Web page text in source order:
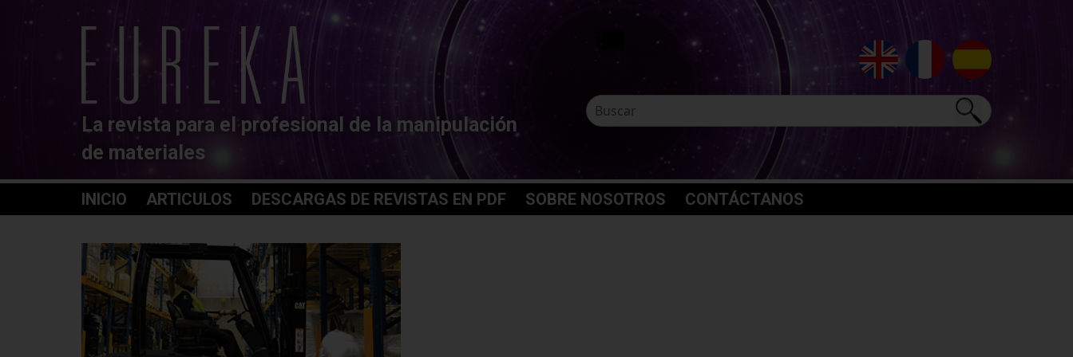
La revista para el profesional de la manipulación
de materiales
INICIO ARTICULOS DESCARGAS DE REVISTAS EN PDF SOBRE NOSOTROS CONTÁCTANOS